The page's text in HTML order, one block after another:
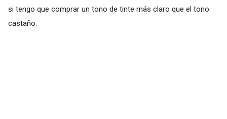
si tengo que comprar un tono de tinte más claro que el tono
castaño.